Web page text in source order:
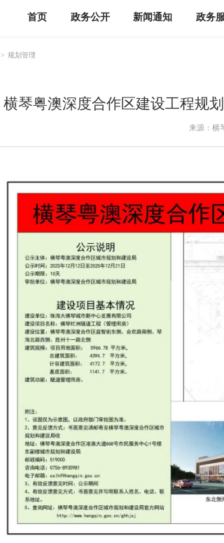
首页 政务公开 新闻通知 政务
> 规划管理
横琴粤澳深度合作区建设工程规
来源：横